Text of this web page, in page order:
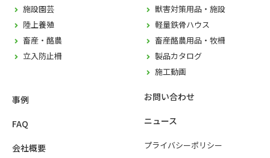
施設園芸
陸上養殖
畜産・酪農
立入防止柵
獣害対策用品・施設
軽量鉄骨ハウス
畜産酪農用品・牧柵
製品カタログ
施工動画
事例
FAQ
会社概要
お問い合わせ
ニュース
プライバシーポリシー